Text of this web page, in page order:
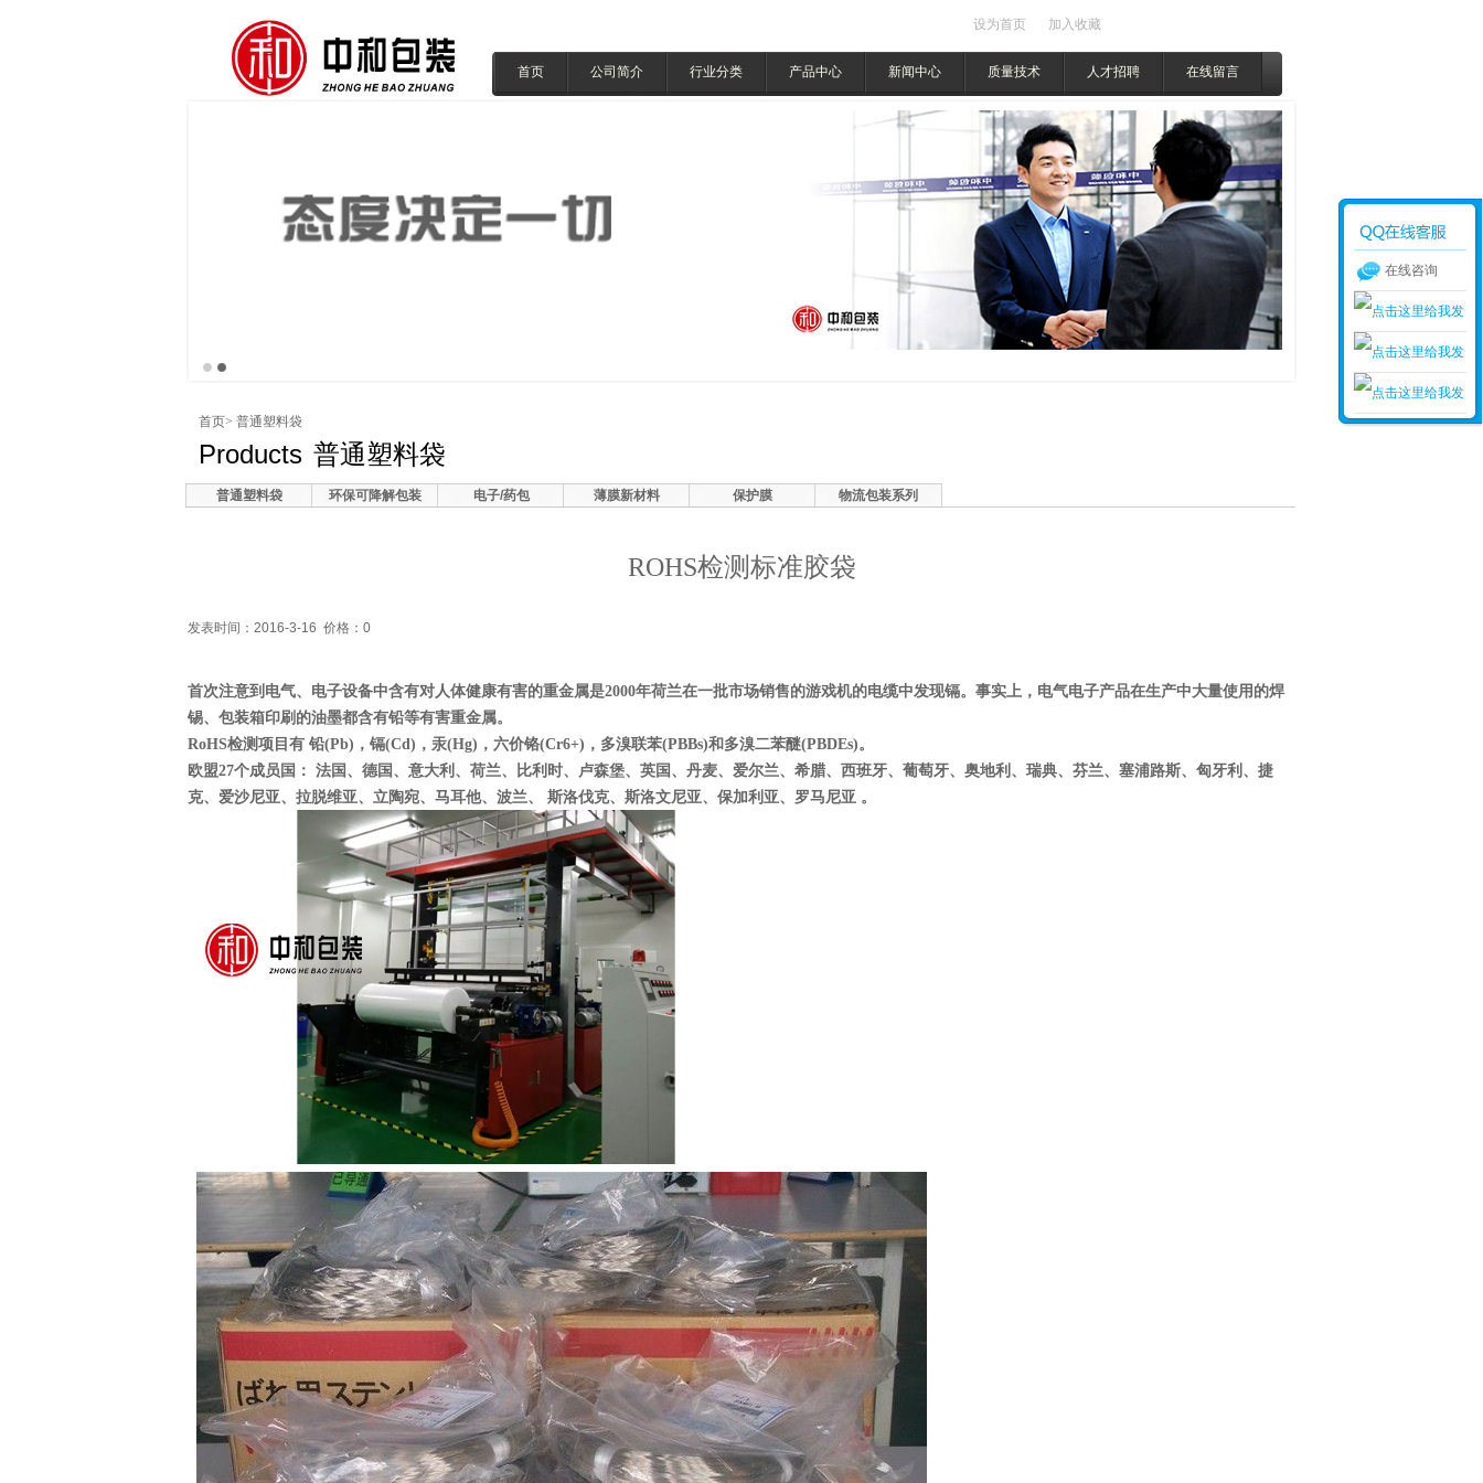
设为首页 加入收藏
首页 公司简介 行业分类 产品中心 新闻中心 质量技术 人才招聘 在线留言
首页> 普通塑料袋
Products 普通塑料袋
普通塑料袋 环保可降解包装 电子/药包 薄膜新材料 保护膜 物流包装系列
ROHS检测标准胶袋
发表时间：2016-3-16 价格：0
首次注意到电气、电子设备中含有对人体健康有害的重金属是2000年荷兰在一批市场销售的游戏机的电缆中发现镉。事实上，电气电子产品在生产中大量使用的焊
锡、包装箱印刷的油墨都含有铅等有害重金属。
RoHS检测项目有 铅(Pb)， 镉(Cd)，汞(Hg)， 六价铬(Cr6+)， 多溴联苯(PBBs)和多溴二苯醚(PBDEs)。
欧盟27个成员国： 法国、德国、意大利、荷兰、比利时、卢森堡、英国、丹麦、爱尔兰、希腊、西班牙、葡萄牙、奥地利、瑞典、芬兰、塞浦路斯、匈牙利、捷
克、爱沙尼亚、拉脱维亚、立陶宛、马耳他、波兰、 斯洛伐克、斯洛文尼亚、保加利亚、罗马尼亚 。
在线咨询